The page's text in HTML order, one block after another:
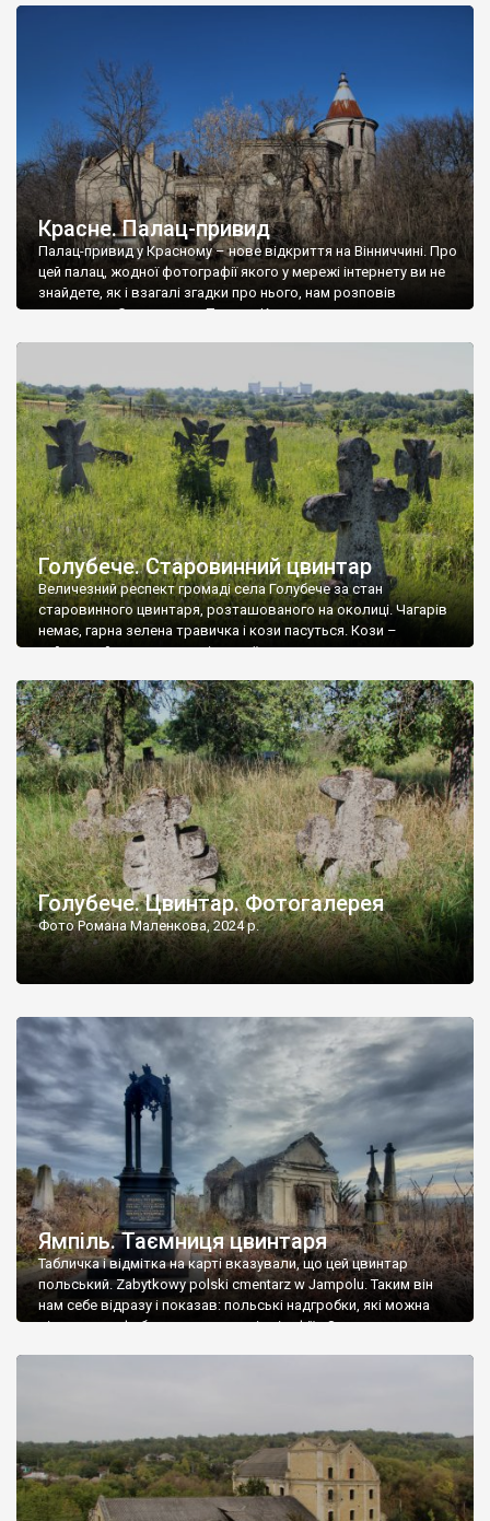
Красне. Палац-привид
Палац-привид у Красному – нове відкриття на Вінниччині. Про
цей палац, жодної фотографії якого у мережі інтернету ви не
знайдете, як і взагалі згадки про нього, нам розповів
мешканець Самгородка. Палац у Красному вразив не лише
Голубече. Старовинний цвинтар
Величезний респект громаді села Голубече за стан
старовинного цвинтаря, розташованого на околиці. Чагарів
немає, гарна зелена травичка і кози пасуться. Кози –
найкращий регулятор шкідливої, для старих кладовищ,
бруньками, кози ті бруньки обгризають, бо то улюблений
делікатес. На цвинтарі у Голубечому ціла колекція
різноманітних форм хрестів. Село відносно невелике, […]
Голубече. Цвинтар. Фотогалерея
Фото Романа Маленкова, 2024 р.
Ямпіль. Таємниця цвинтаря
Табличка і відмітка на карті вказували, що цей цвинтар
польський. Zabytkowy polski cmentarz w Jampolu. Таким він
нам себе відразу і показав: польські надгробки, які можна
віднести до фабричних, польські епітафії… Загалом цвинтар